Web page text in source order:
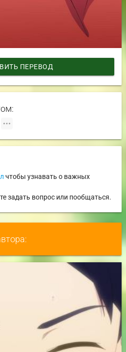
ПЕРЕВОД
чтобы узнавать о важных
задать вопрос или пообщаться.